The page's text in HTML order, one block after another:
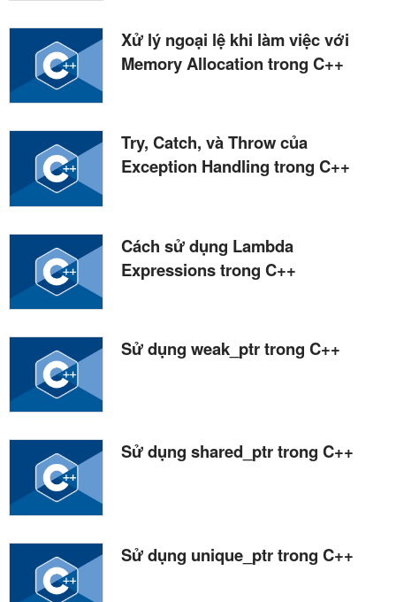
Xử lý ngoại lệ khi làm việc với
Memory Allocation trong C++
Try, Catch, và Throw của
Exception Handling trong C++
Cách sử dụng Lambda
Expressions trong C++
Sử dụng weak_ptr trong C++
Sử dụng shared_ptr trong C++
Sử dụng unique_ptr trong C++